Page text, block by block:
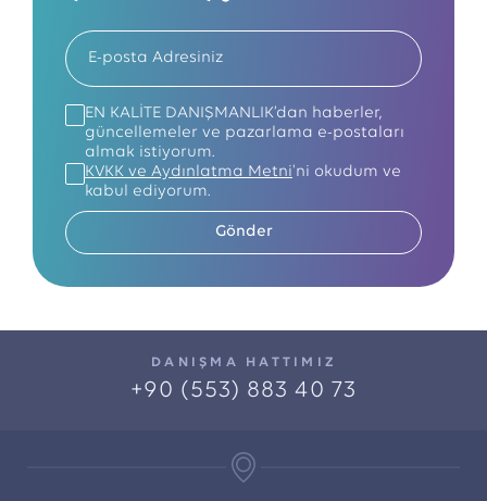
EN KALİTE DANIŞMANLIK’dan haberler,
güncellemeler ve pazarlama e-postaları
almak istiyorum.
KVKK ve Aydınlatma Metni'ni okudum ve
kabul ediyorum.
Gönder
DANIŞMA HATTIMIZ
+90 (553) 883 40 73